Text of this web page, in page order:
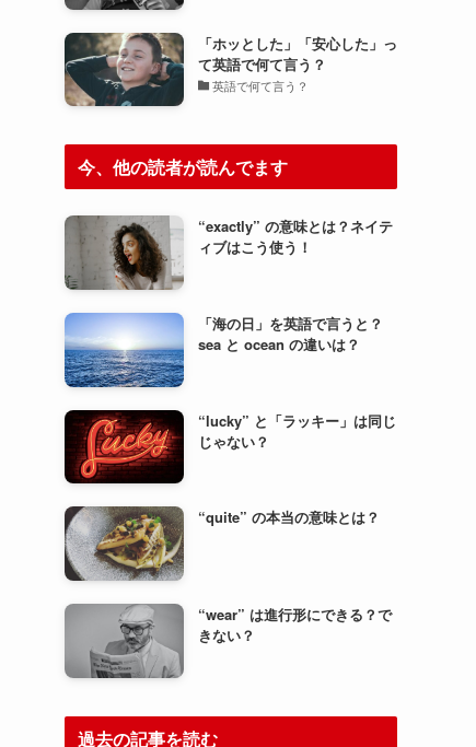
「ホッとした」「安心した」っ
て英語で何て言う？
英語で何て言う？
今、他の読者が読んでます
“exactly” の意味とは？ネイテ
ィブはこう使う！
「海の日」を英語で言うと？
sea と ocean の違いは？
“lucky” と「ラッキー」は同じ
じゃない？
“quite” の本当の意味とは？
“wear” は進行形にできる？で
きない？
過去の記事を読む